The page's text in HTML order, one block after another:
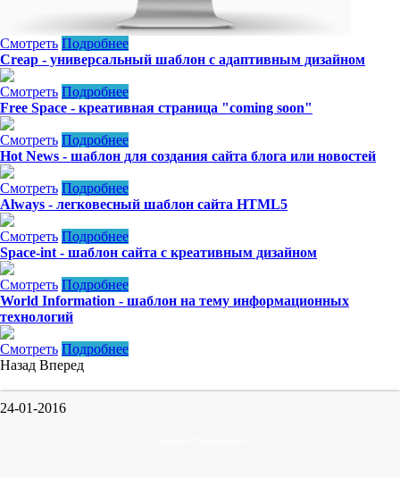
Смотреть Подробнее
Creap - универсальный шаблон с адаптивным дизайном
Смотреть Подробнее
Free Space - креативная страница "coming soon"
Смотреть Подробнее
Hot News - шаблон для создания сайта блога или новостей
Смотреть Подробнее
Always - легковесный шаблон сайта HTML5
Смотреть Подробнее
Space-int - шаблон сайта с креативным дизайном
Смотреть Подробнее
World Information - шаблон на тему информационных
технологий
Смотреть Подробнее
Назад Вперед
24-01-2016